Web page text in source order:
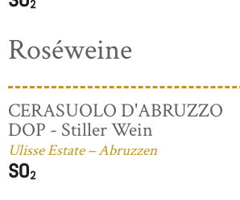
Roséweine
CERASUOLO D'ABRUZZO
DOP - Stiller Wein
Ulisse Estate – Abruzzen